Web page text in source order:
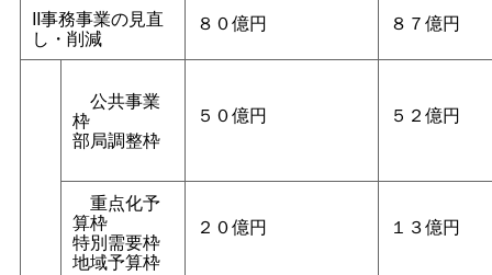
II事務事業の見直
し・削減
８０億円 ８７億円
公共事業
枠
部局調整枠
５０億円 ５２億円
重点化予
算枠
特別需要枠
地域予算枠
２０億円 １３億円